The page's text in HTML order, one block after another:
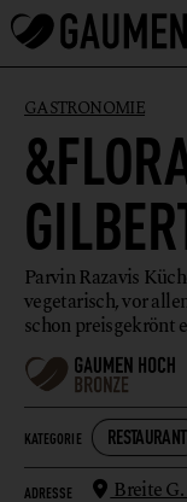
GASTRONOMIE
Parvin Razavis
vegetarisch, vor
schon preisgekrönt
KATEGORIE RESTAURANT
ADRESSE Breite